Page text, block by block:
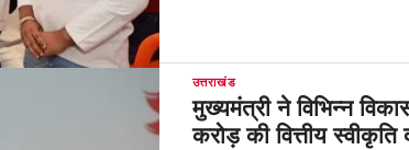
उत्तराखंड
मुख्यमंत्री ने विभिन्न
करोड़ की वित्तीय स्वीकृति